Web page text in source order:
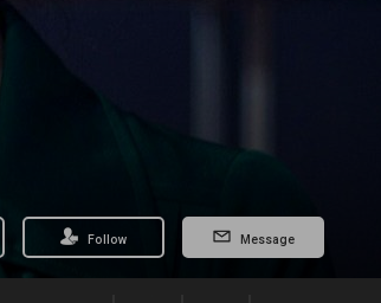
Follow Message